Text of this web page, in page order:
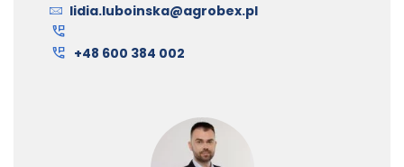
lidia.luboinska@agrobex.pl
+48 600 384 002